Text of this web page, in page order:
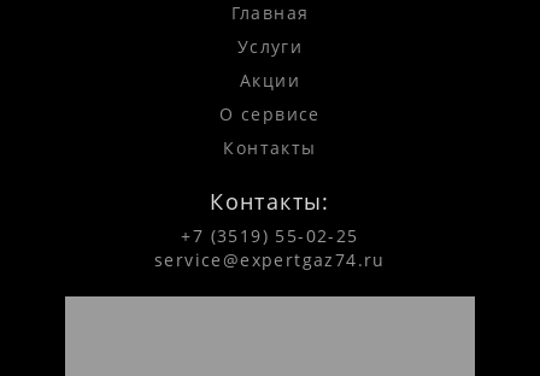
Главная
Услуги
Акции
О сервисе
Контакты
Контакты:
+7 (3519) 55-02-25
service@expertgaz74.ru